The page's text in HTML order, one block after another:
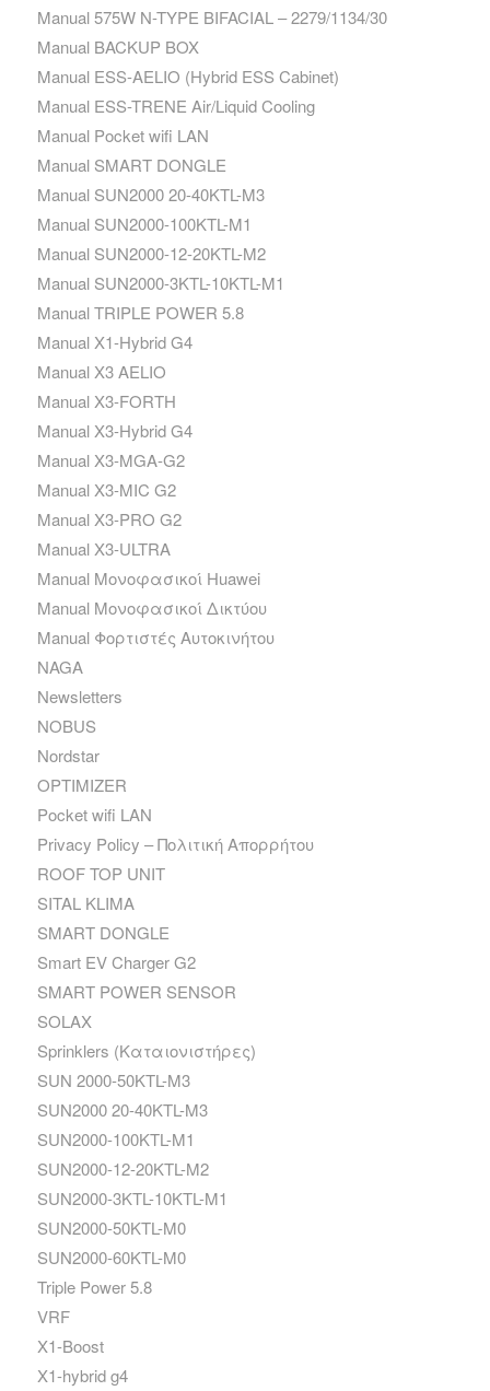
Manual 575W N-TYPE BIFACIAL – 2279/1134/30
Manual BACKUP BOX
Manual ESS-AELIO (Hybrid ESS Cabinet)
Manual ESS-TRENE Air/Liquid Cooling
Manual Pocket wifi LAN
Manual SMART DONGLE
Manual SUN2000 20-40KTL-M3
Manual SUN2000-100KTL-M1
Manual SUN2000-12-20KTL-M2
Manual SUN2000-3KTL-10KTL-M1
Manual TRIPLE POWER 5.8
Manual X1-Hybrid G4
Manual X3 AELIO
Manual X3-FORTH
Manual X3-Hybrid G4
Manual X3-MGA-G2
Manual X3-MIC G2
Manual X3-PRO G2
Manual X3-ULTRA
Manual Μονοφασικοί Huawei
Manual Μονοφασικοί Δικτύου
Manual Φορτιστές Αυτοκινήτου
NAGA
Newsletters
NOBUS
Nordstar
OPTIMIZER
Pocket wifi LAN
Privacy Policy – Πολιτική Απορρήτου
ROOF TOP UNIT
SITAL KLIMA
SMART DONGLE
Smart EV Charger G2
SMART POWER SENSOR
SOLAX
Sprinklers (Καταιονιστήρες)
SUN 2000-50KTL-M3
SUN2000 20-40KTL-M3
SUN2000-100KTL-M1
SUN2000-12-20KTL-M2
SUN2000-3KTL-10KTL-M1
SUN2000-50KTL-M0
SUN2000-60KTL-M0
Triple Power 5.8
VRF
X1-Boost
X1-hybrid g4